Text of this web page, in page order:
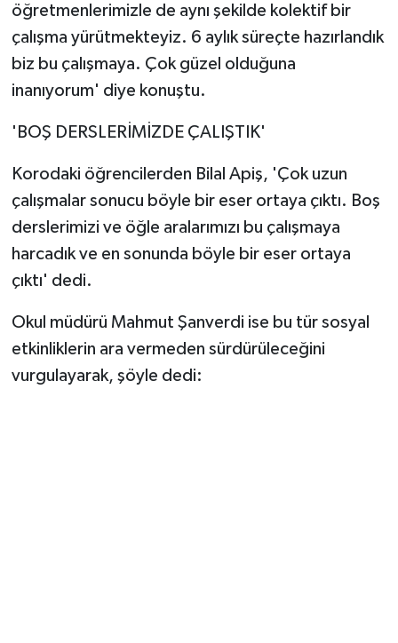
öğretmenlerimizle de aynı şekilde kolektif bir
çalışma yürütmekteyiz. 6 aylık süreçte hazırlandık
biz bu çalışmaya. Çok güzel olduğuna
inanıyorum' diye konuştu.
'BOŞ DERSLERİMİZDE ÇALIŞTIK'
Korodaki öğrencilerden Bilal Apiş, 'Çok uzun
çalışmalar sonucu böyle bir eser ortaya çıktı. Boş
derslerimizi ve öğle aralarımızı bu çalışmaya
harcadık ve en sonunda böyle bir eser ortaya
çıktı' dedi.
Okul müdürü Mahmut Şanverdi ise bu tür sosyal
etkinliklerin ara vermeden sürdürüleceğini
vurgulayarak, şöyle dedi: